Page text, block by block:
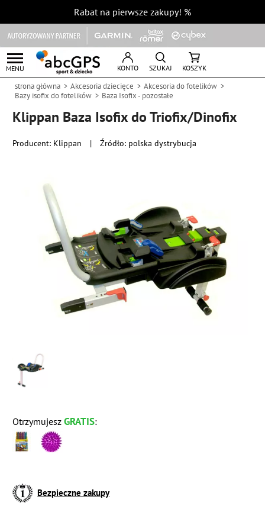
Rabat na pierwsze zakupy! %
MENU KONTO SZUKAJ KOSZYK
strona główna Akcesoria dziecięce
Akcesoria do fotelików
Bazy isofix do fotelików
Baza Isofix - pozostałe
Klippan Baza Isofix do Triofix/Dinofix
Producent: Klippan | Źródło: polska dystrybucja
OtrzymujeszGRATIS:
Bezpieczne zakupy